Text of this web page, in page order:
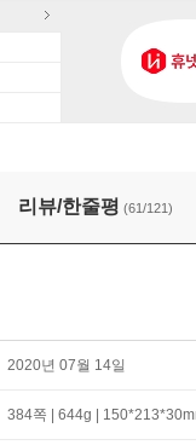
리뷰/한줄평 (61/121)
2020년 07월 14일
384쪽 | 644g |